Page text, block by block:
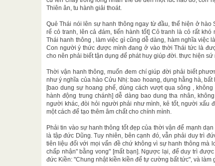
Thiên ân, tu hành giải thoát.
Quẻ Thái nói lên sự hanh thông ngay từ đầu, thể hiện ở
rể cỏ tranh, lên cả đám, tiến hành tốt] Cỏ tranh là cỏ rất
Thái hanh thông , làm việc gì cũng dễ dàng, hàm nghĩa việc
Con người ý thức được mình đang ở vào thời Thái tức là
cho nên phải biết tận dụng để phát huy giúp đời. thực hiện sứ
Thời vận hanh thông, muốn đem chí giúp đời phải biết
như ý nghĩa của hào Cửu Nhị: bao hoang, dụng hằng hà,
[bao dung sự hoang phế, dùng cách vượt qua sông ,
hành động trung chánh] dễ dàng bao dung tha nhân,
người khác, đòi hỏi người phải như mình, kẻ tốt, người xấu
một cách để tạo thêm âm chất cho chính mình.
Phải tin vào sự hanh thông tốt đẹp của thời vận để mạnh
là tập đức Dũng. Tuy nhiên, bên cạnh đó, vẫn phải duy trì
tiên liệu đối với mọi vấn đề chứ không vì sự hanh thông mà
chấp nhận" bằng vong" [mất bạn]. Ngược lại, để duy trì
đức Kiền: "Chung nhật kiền kiền để tự cường bất tức", và làm